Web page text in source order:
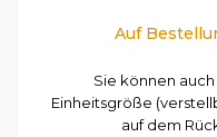
Auf
Sie können
Einheitsgröße
auf dem